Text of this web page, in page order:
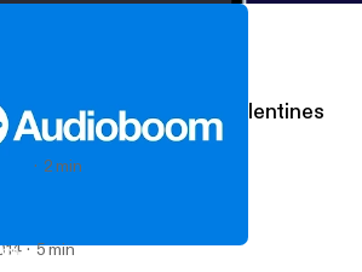
soundboard for St Valentines
2 min
5 min